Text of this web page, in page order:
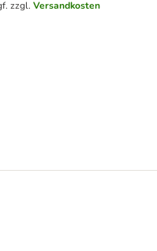
zzgl.Versandkosten